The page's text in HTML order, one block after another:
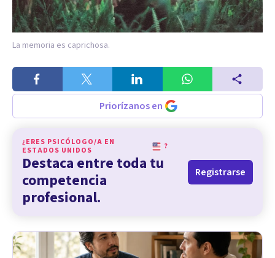
La memoria es caprichosa.
Priorízanos en
¿ERES PSICÓLOGO/A EN
ESTADOS UNIDOS
?
Destaca entre toda tu
competencia
profesional.
Registrarse